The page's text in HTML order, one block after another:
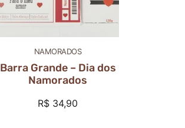
NAMORADOS
Barra Grande – Dia dos
Namorados
R$ 34,90